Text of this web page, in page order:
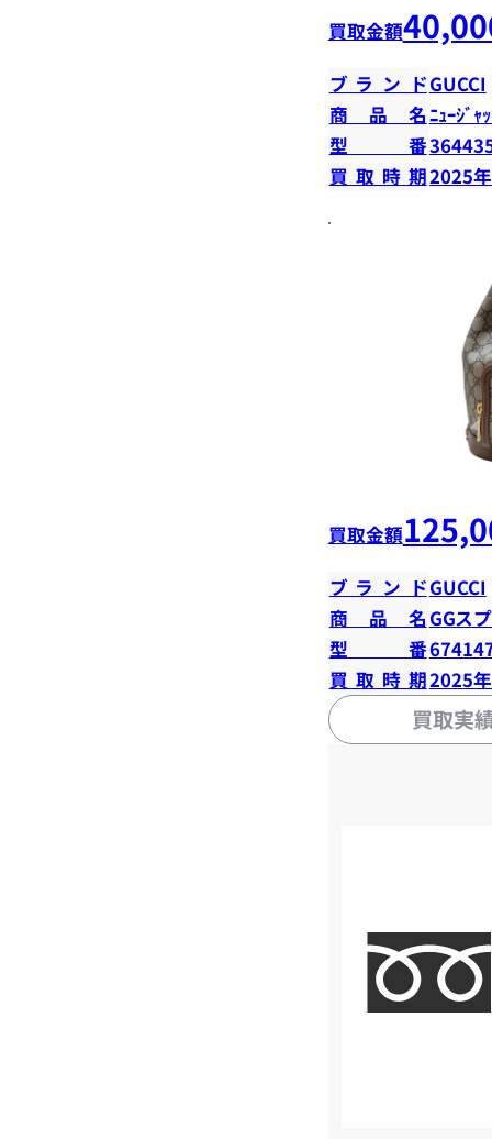
買取金額
ブランドGUCCI
商品名ﾆｭｰｼﾞｬ
型番
買取時期2025
買取金額
ブランドGUCCI
商品名 GGス
型番
買取時期2025
買取実